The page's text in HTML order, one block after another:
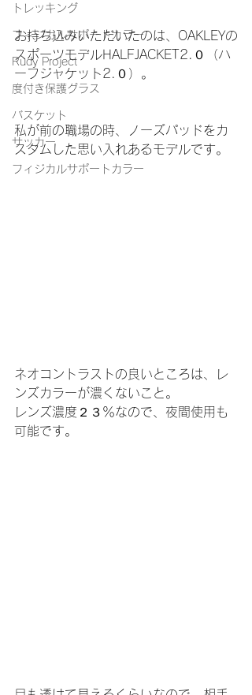
トレッキング
フィジカルサポートカラー
Rudy Project
度付き保護グラス
バスケット
サッカー
フィジカルサポートカラー
お持ち込みいただいたのは、OAKLEYの
スポーツモデルHALFJACKET2.０（ハ
ーフジャケット2.０）。
私が前の職場の時、ノーズパッドをカ
スタムした思い入れあるモデルです。
ネオコントラストの良いところは、レ
ンズカラーが濃くないこと。
レンズ濃度２３％なので、夜間使用も
可能です。